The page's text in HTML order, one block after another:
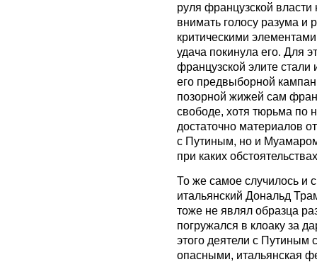
руля французской власти
внимать голосу разума и
критическими
удача покинула его. Для
французской элите
его предвыборной
позорной жижей сам
свободе, хотя тюрьма по
достаточно материалов
с Путиным, но и
при каких
То же самое случилось и
итальянский Дональд
тоже не являл образца
погружался в клоаку за
этого деятели с Путиным
опасными, итальянская